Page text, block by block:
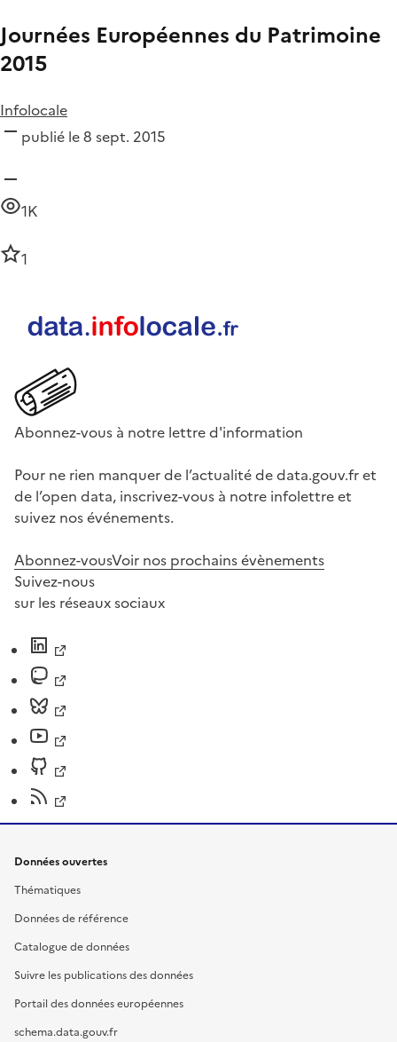
Journées Européennes du Patrimoine
2015
Infolocale
publié le 8 sept. 2015
1K
1
Abonnez-vous à notre lettre d'information
Pour ne rien manquer de l’actualité de data.gouv.fr et
de l’open data, inscrivez-vous à notre infolettre et
suivez nos événements.
Abonnez-vousVoir nos prochains évènements
Suivez-nous
sur les réseaux sociaux
Données ouvertes
Thématiques
Données de référence
Catalogue de données
Suivre les publications des données
Portail des données européennes
schema.data.gouv.fr